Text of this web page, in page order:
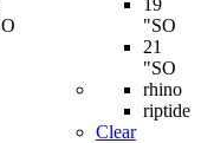
"SO
21
"SO
rhino
riptide
Clear